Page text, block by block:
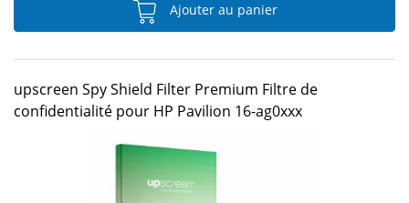
Ajouter au panier
upscreen Spy Shield Filter Premium Filtre de
confidentialité pour HP Pavilion 16-ag0xxx